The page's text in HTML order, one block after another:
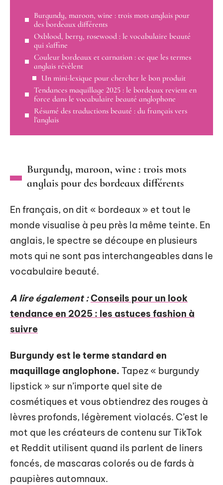
Burgundy, maroon, wine : trois mots anglais pour
des bordeaux différents
Oxblood, berry, rosewood : le vocabulaire beauté
qui s’affine
Couleur bordeaux et carnation : ce que les termes
anglais révèlent
Un mini-lexique pour chercher le bon produit
Tendances maquillage 2025 : le bordeaux revient en
force dans le vocabulaire beauté anglophone
Résumé des traductions beauté : du français vers
l’anglais
Burgundy, maroon, wine : trois mots
anglais pour des bordeaux différents
En français, on dit « bordeaux » et tout le
monde visualise à peu près la même teinte. En
anglais, le spectre se découpe en plusieurs
mots qui ne sont pas interchangeables dans le
vocabulaire beauté.
A lire également :Conseils pour un look
tendance en 2025 : les astuces fashion à
suivre
Burgundy est le terme standard en
maquillage anglophone. Tapez « burgundy
lipstick » sur n’importe quel site de
cosmétiques et vous obtiendrez des rouges à
lèvres profonds, légèrement violacés. C’est le
mot que les créateurs de contenu sur TikTok
et Reddit utilisent quand ils parlent de liners
foncés, de mascaras colorés ou de fards à
paupières automnaux.